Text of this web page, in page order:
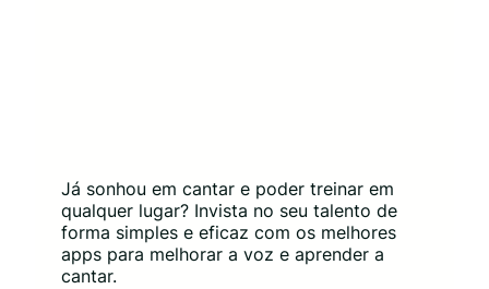
Já sonhou em cantar e poder treinar em
qualquer lugar? Invista no seu talento de
forma simples e eficaz com os melhores
apps para melhorar a voz e aprender a
cantar.